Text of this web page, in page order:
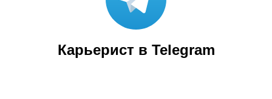
Карьерист в Telegram